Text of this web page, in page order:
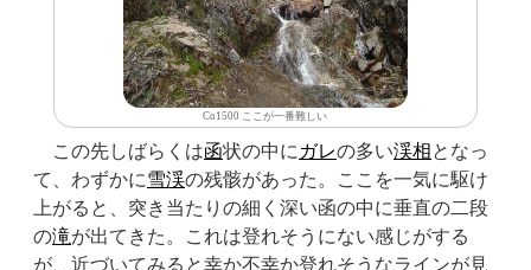
Co1500 ここが一番難しい
この先しばらくは函状の中に ガレの多い渓相となっ
て、わずかに雪渓の残骸があった。ここを一気に駆け
上がると、突き当たりの細く深い函の中に垂直の二段
の滝が出てきた。これは登れそうにない感じがする
が、近づいてみると幸か不幸か登れそうなラインが見